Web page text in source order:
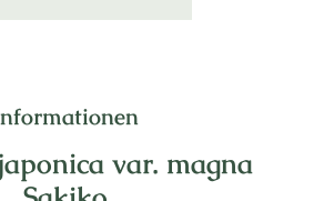
var. magna